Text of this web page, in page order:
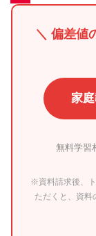
＼ 偏差値
家
無料学習
※資料請求後、
ただくと、資料